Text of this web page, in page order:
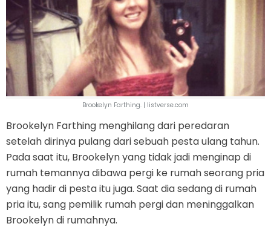
Brookelyn Farthing. | listverse.com
Brookelyn Farthing menghilang dari peredaran
setelah dirinya pulang dari sebuah pesta ulang tahun.
Pada saat itu, Brookelyn yang tidak jadi menginap di
rumah temannya dibawa pergi ke rumah seorang pria
yang hadir di pesta itu juga. Saat dia sedang di rumah
pria itu, sang pemilik rumah pergi dan meninggalkan
Brookelyn di rumahnya.